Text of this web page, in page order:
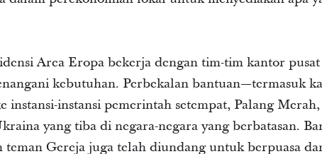
Area Eropa bekerja dengan tim-tim kantor
kebutuhan. Perbekalan bantuan—termasuk
instansi-instansi pemerintah setempat, Palang
yang tiba di negara-negara yang berbatasan.
teman Gereja juga telah diundang untuk berpuasa